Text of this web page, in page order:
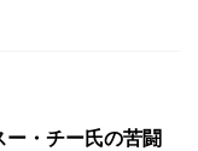
・チー氏の苦闘